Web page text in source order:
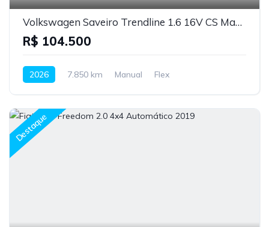
Volkswagen Saveiro Trendline 1.6 16V CS Manual 2026
R$ 104.500
2026 7.850 km Manual Flex
Destaque